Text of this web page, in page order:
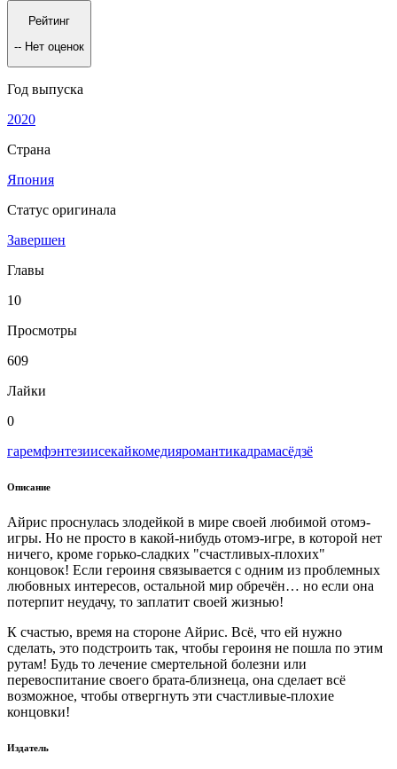
Рейтинг
-- Нет оценок
Год выпуска
2020
Страна
Япония
Статус оригинала
Завершен
Главы
10
Просмотры
609
Лайки
0
гаремфэнтезиисекайкомедияромантикадрамасёдзё
Описание
Айрис проснулась злодейкой в мире своей любимой отомэ-
игры. Но не просто в какой-нибудь отомэ-игре, в которой нет
ничего, кроме горько-сладких "счастливых-плохих"
концовок! Если героиня связывается с одним из проблемных
любовных интересов, остальной мир обречён… но если она
потерпит неудачу, то заплатит своей жизнью!
К счастью, время на стороне Айрис. Всё, что ей нужно
сделать, это подстроить так, чтобы героиня не пошла по этим
рутам! Будь то лечение смертельной болезни или
перевоспитание своего брата-близнеца, она сделает всё
возможное, чтобы отвергнуть эти счастливые-плохие
концовки!
Издатель